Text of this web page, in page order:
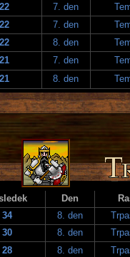
22 7. den
22 7. den
22 8. den
21 7. den
21 8. den
Den
34 8. den
30 8. den
28 8. den